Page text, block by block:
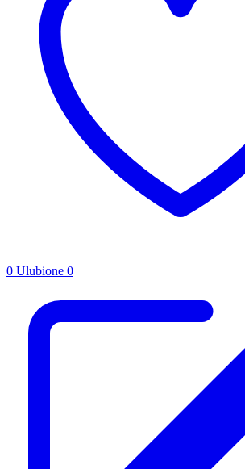
0 Ulubione 0